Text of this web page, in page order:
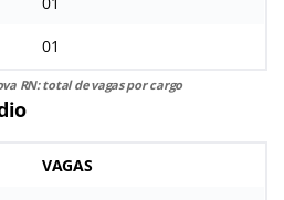
01
RN: total de vagas por cargo
VAGAS